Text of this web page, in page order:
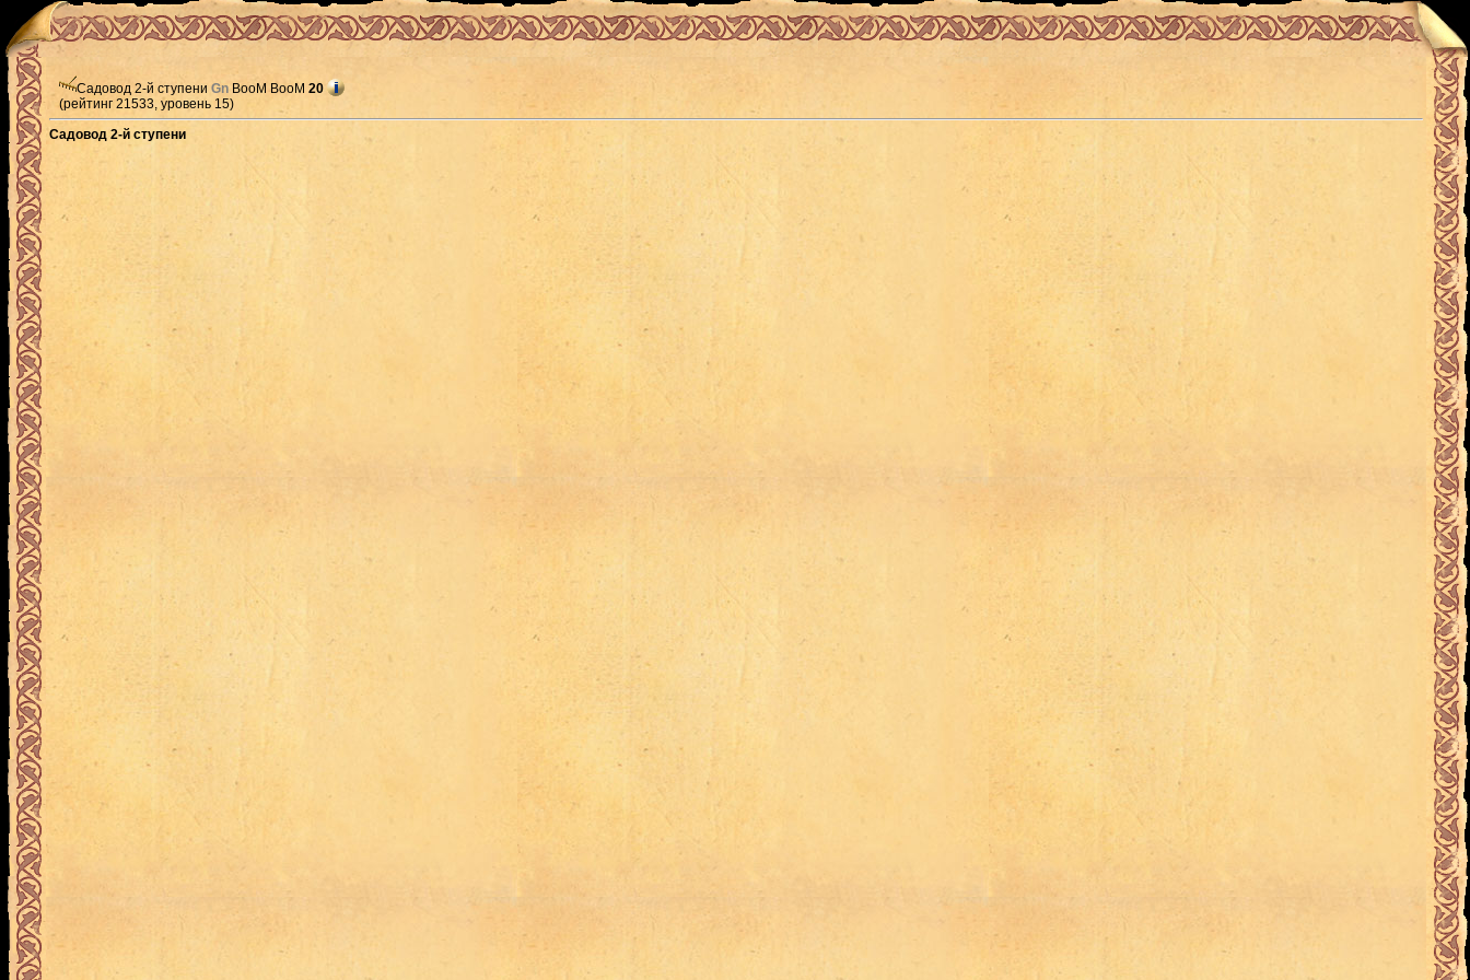
Садовод 2-й ступени Gn BooM BooM 20
(рейтинг 21533, уровень 15)
Садовод 2-й ступени